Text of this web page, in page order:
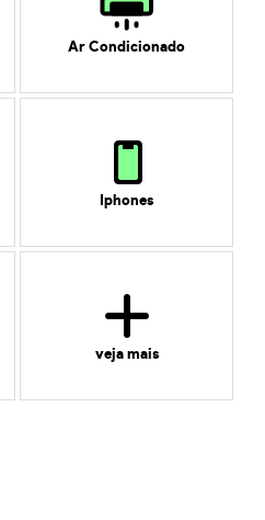
Ar Condicionado
Iphones
veja mais